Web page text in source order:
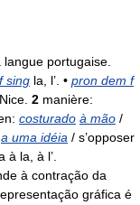
langue portugaise.
sing la, l’. • pron dem f
2 manière:
costurado à mão /
a uma idéia / s’opposer
à la, à l’.
à contração da
gráfica é